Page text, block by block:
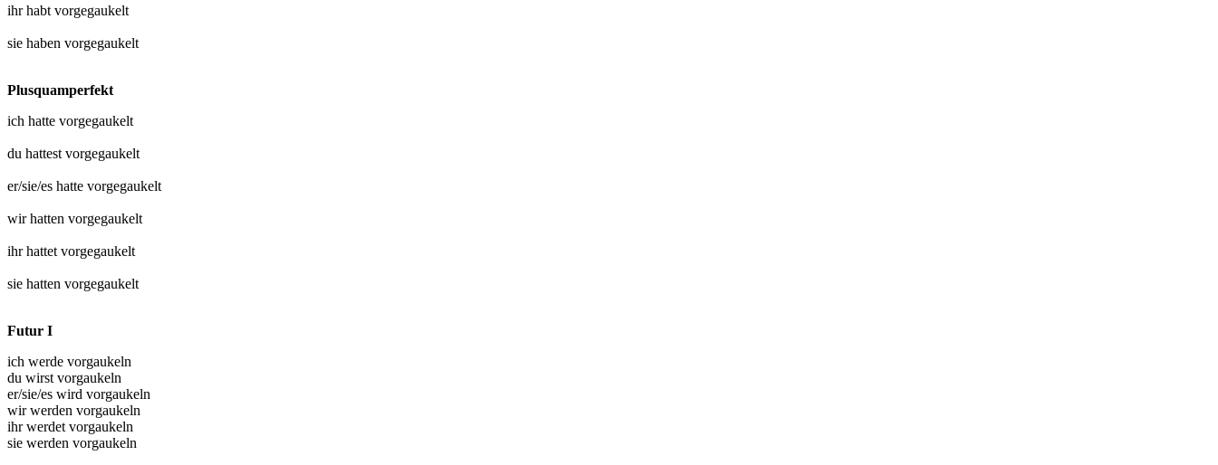
ihr habt vorgegaukelt
sie haben vorgegaukelt
Plusquamperfekt
ich hatte vorgegaukelt
du hattest vorgegaukelt
er/sie/es hatte vorgegaukelt
wir hatten vorgegaukelt
ihr hattet vorgegaukelt
sie hatten vorgegaukelt
Futur I
ich werde vorgaukeln
du wirst vorgaukeln
er/sie/es wird vorgaukeln
wir werden vorgaukeln
ihr werdet vorgaukeln
sie werden vorgaukeln